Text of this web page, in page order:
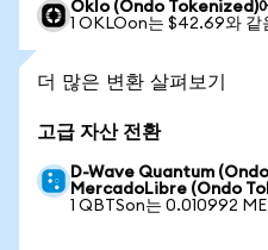
Oklo (Ondo Tokenized)
1 OKLOon는 $42.69와 같
더 많은 변환 살펴보기
고급 자산 전환
D-Wave Quantum
MercadoLibre (Ondo
1 QBTSon는 0.010992